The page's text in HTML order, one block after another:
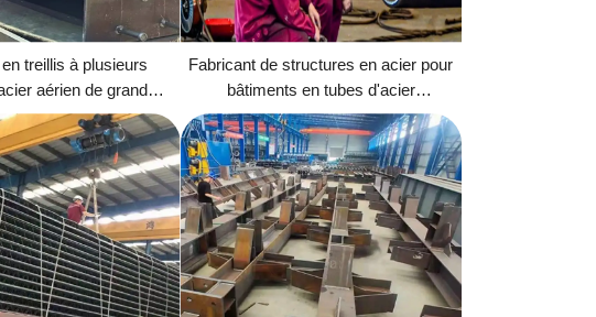
treillis à plusieurs
aérien de grande
d'activités urbain
en acier
Fabricant de structures en acier pour
bâtiments en tubes d'acier
préfabriqués coulés en couches de
béton chaud